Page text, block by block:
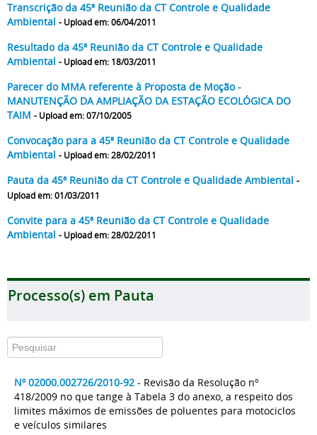
Transcrição da 45ª Reunião da CT Controle e Qualidade
Ambiental - Upload em: 06/04/2011
Resultado da 45ª Reunião da CT Controle e Qualidade
Ambiental - Upload em: 18/03/2011
Parecer do MMA referente à Proposta de Moção -
MANUTENÇÃO DA AMPLIAÇÃO DA ESTAÇÃO ECOLÓGICA DO
TAIM - Upload em: 07/10/2005
Convocação para a 45ª Reunião da CT Controle e Qualidade
Ambiental - Upload em: 28/02/2011
Pauta da 45ª Reunião da CT Controle e Qualidade Ambiental -
Upload em: 01/03/2011
Convite para a 45ª Reunião da CT Controle e Qualidade
Ambiental - Upload em: 28/02/2011
Processo(s) em Pauta
Nº 02000.002726/2010-92 - Revisão da Resolução nº
418/2009 no que tange à Tabela 3 do anexo, a respeito dos
limites máximos de emissões de poluentes para motociclos
e veículos similares